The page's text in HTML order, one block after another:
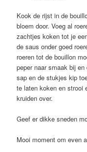
Kook de rijst in de
bloem door. Voeg al
zachtjes koken tot je
de saus onder goed
roeren tot de bouillon
peper naar smaak bij
sap en de stukjes kip
te laten koken en strooi
kruiden over.
Geef er dikke sneden
Mooi moment om even